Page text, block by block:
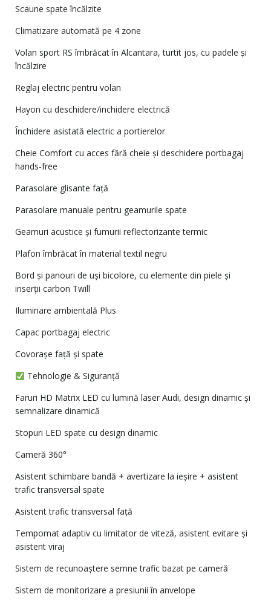
Scaune spate încălzite
Climatizare automată pe 4 zone
Volan sport RS îmbrăcat în Alcantara, turtit jos, cu padele și
încălzire
Reglaj electric pentru volan
Hayon cu deschidere/inchidere electrică
Închidere asistată electric a portierelor
Cheie Comfort cu acces fără cheie și deschidere portbagaj
hands-free
Parasolare glisante față
Parasolare manuale pentru geamurile spate
Geamuri acustice și fumurii reflectorizante termic
Plafon îmbrăcat în material textil negru
Bord și panouri de uși bicolore, cu elemente din piele și
inserții carbon Twill
Iluminare ambientală Plus
Capac portbagaj electric
Covorașe față și spate
Tehnologie & Siguranță
Faruri HD Matrix LED cu lumină laser Audi, design dinamic și
semnalizare dinamică
Stopuri LED spate cu design dinamic
Cameră 360°
Asistent schimbare bandă + avertizare la ieșire + asistent
trafic transversal spate
Asistent trafic transversal față
Tempomat adaptiv cu limitator de viteză, asistent evitare și
asistent viraj
Sistem de recunoaștere semne trafic bazat pe cameră
Sistem de monitorizare a presiunii în anvelope